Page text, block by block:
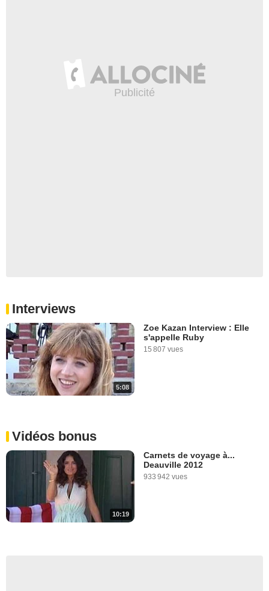
Interviews
5:08
Zoe Kazan Interview : Elle
s'appelle Ruby
15 807 vues
Vidéos bonus
10:19
Carnets de voyage à...
Deauville 2012
933 942 vues